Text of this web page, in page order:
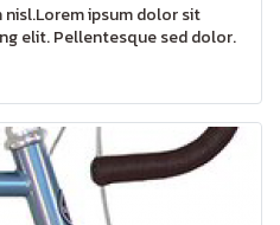
ipsum dolor sit
elit. Pellentesque sed dolor.